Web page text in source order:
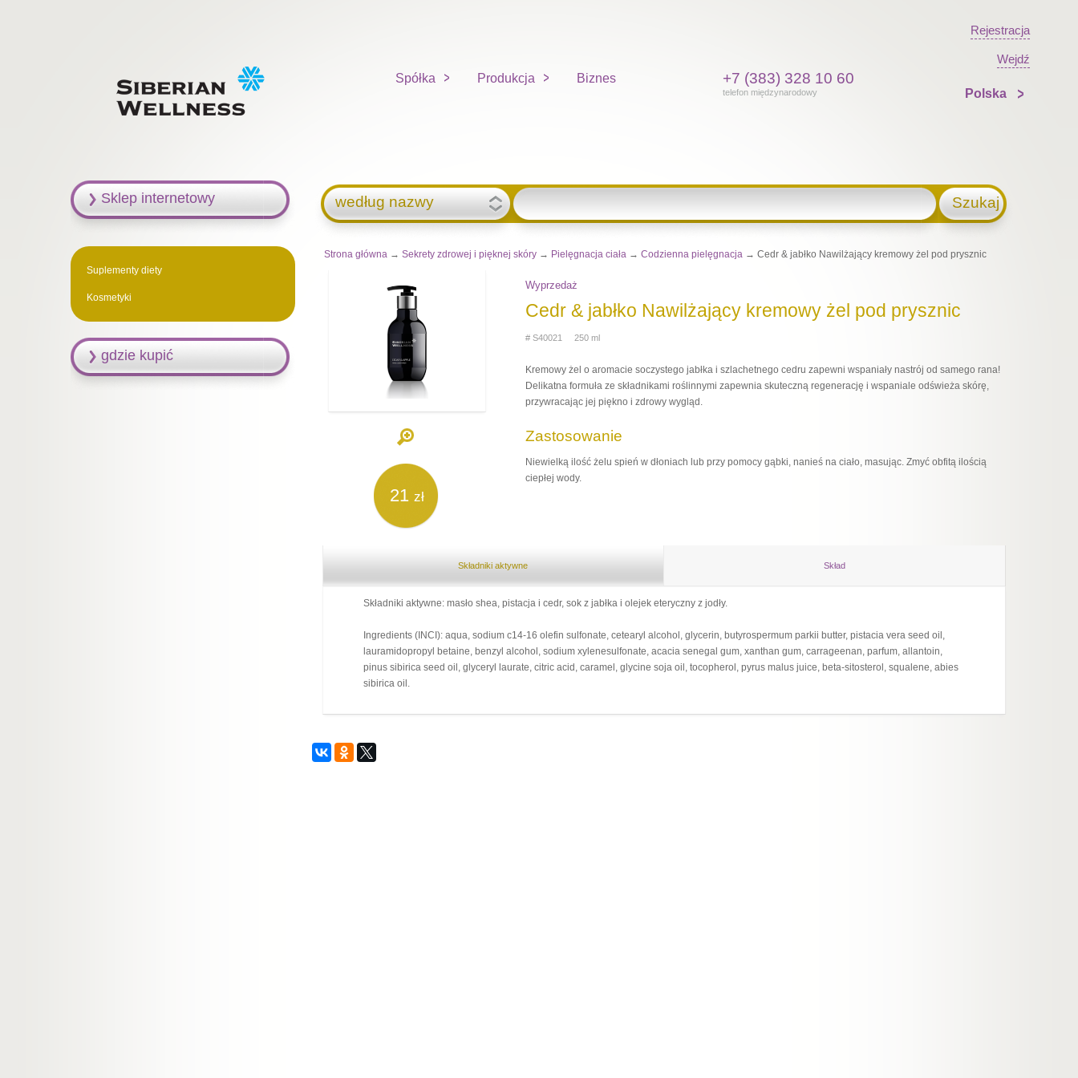
Spółka Produkcja Biznes +7 (383) 328 10 60
telefon międzynarodowy
Rejestracja
Wejdź
Polska
według nazwy Szukaj
Strona główna → Sekrety zdrowej i pięknej skóry → Pielęgnacja ciała → Сodzienna pielęgnacja → Cedr & jabłko Nawilżający kremowy żel pod prysznic
21 zł
Wyprzedaż
Cedr & jabłko Nawilżający kremowy żel pod prysznic
# S40021 250 ml
Kremowy żel o aromacie soczystego jabłka i szlachetnego cedru zapewni wspaniały nastrój od samego rana!
Delikatna formuła ze składnikami roślinnymi zapewnia skuteczną regenerację i wspaniale odświeża skórę,
przywracając jej piękno i zdrowy wygląd.
Zastosowanie
Niewielką ilość żelu spień w dłoniach lub przy pomocy gąbki, nanieś na ciało, masując. Zmyć obfitą ilością
ciepłej wody.
Składniki aktywne Skład
Składniki aktywne: masło shea, pistacja i cedr, sok z jabłka i olejek eteryczny z jodły.
Ingredients (INCI): aqua, sodium c14-16 olefin sulfonate, cetearyl alcohol, glycerin, butyrospermum parkii butter, pistacia vera seed oil,
lauramidopropyl betaine, benzyl alcohol, sodium xylenesulfonate, acacia senegal gum, xanthan gum, carrageenan, parfum, allantoin,
pinus sibirica seed oil, glyceryl laurate, citric acid, caramel, glycine soja oil, tocopherol, pyrus malus juice, beta-sitosterol, squalene, abies
sibirica oil.
Sklep internetowy
Suplementy diety
Kosmetyki
gdzie kupić